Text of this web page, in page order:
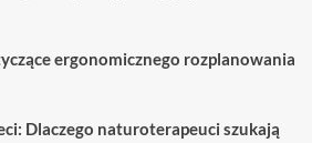
ergonomicznego rozplanowania
Dlaczego naturoterapeuci szukają